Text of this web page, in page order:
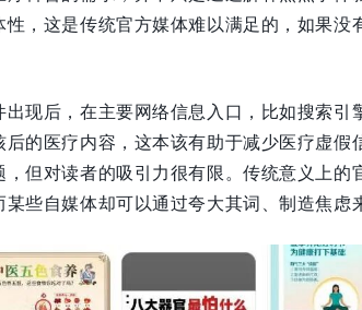
性，这是传统官方媒体难以满足的，如果
现后，在主要网络信息入口，比如搜索
的医疗内容，这本该有助于减少医疗虚
但对读者的吸引力很有限。传统意义上
些自媒体却可以通过夸大其词、制造焦虑